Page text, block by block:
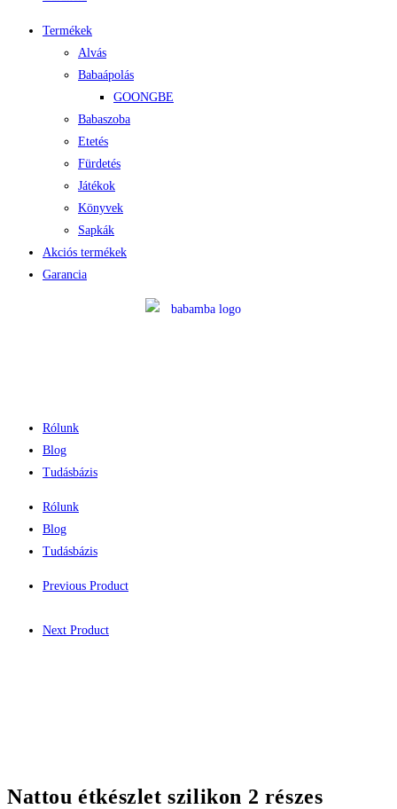
Termékek
Alvás
Babaápolás
GOONGBE
Babaszoba
Etetés
Fürdetés
Játékok
Könyvek
Sapkák
Akciós termékek
Garancia
Rólunk
Blog
Tudásbázis
Rólunk
Blog
Tudásbázis
Previous Product
Next Product
Nattou étkészlet szilikon 2 részes